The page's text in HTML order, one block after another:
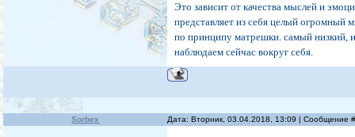
Это зависит от качества мыслей и
представляет из себя целый
по принципу матрешки. самый низкий,
наблюдаем сейчас вокруг себя.
Sorbex Дата: Вторник, 03.04.2018, 13:09 | Сообщение